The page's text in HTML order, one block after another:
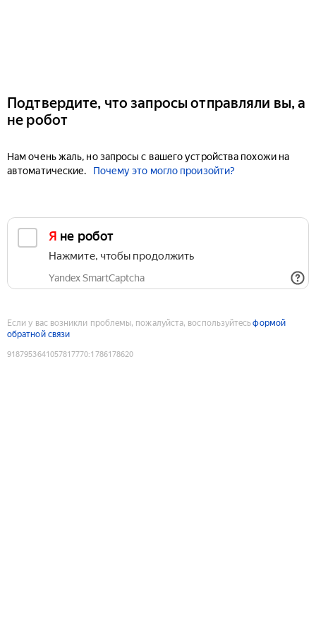
Подтвердите, что запросы отправляли вы, а
не робот
Нам очень жаль, но запросы с вашего устройства похожи на
автоматические.
Почему это могло произойти?
Я не робот
Нажмите, чтобы продолжить
Yandex SmartCaptcha
Если у вас возникли проблемы, пожалуйста, воспользуйтесьформой
обратной связи
9187953641057817770:1786178620